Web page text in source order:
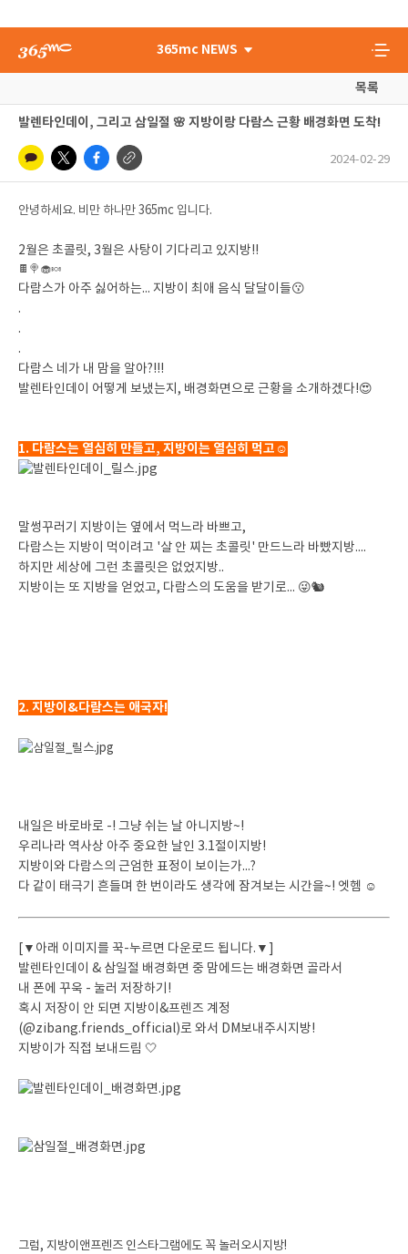
365mc NEWS
목록
발렌타인데이, 그리고 삼일절 🌸 지방이랑 다람스 근황 배경화면 도착!
2024-02-29
안녕하세요. 비만 하나만 365mc 입니다.
2월은 초콜릿, 3월은 사탕이 기다리고 있지방!!
🍫🍭🧁🍬
다람스가 아주 싫어하는... 지방이 최애 음식 달달이들😗
.
.
.
다람스 네가 내 맘을 알아?!!!
발렌타인데이 어떻게 보냈는지, 배경화면으로 근황을 소개하겠다!😍
1. 다람스는 열심히 만들고, 지방이는 열심히 먹고☺
말썽꾸러기 지방이는 옆에서 먹느라 바쁘고,
다람스는 지방이 먹이려고 '살 안 찌는 초콜릿' 만드느라 바빴지방....
하지만 세상에 그런 초콜릿은 없었지방..
지방이는 또 지방을 얻었고, 다람스의 도움을 받기로... 😜🐿
2. 지방이&다람스는 애국자!
내일은 바로바로 -! 그냥 쉬는 날 아니지방~!
우리나라 역사상 아주 중요한 날인 3.1절이지방!
지방이와 다람스의 근엄한 표정이 보이는가...?
다 같이 태극기 흔들며 한 번이라도 생각에 잠겨보는 시간을~! 엣헴 ☺
[▼아래 이미지를 꾹-누르면 다운로드 됩니다.▼]
발렌타인데이 & 삼일절 배경화면 중 맘에드는 배경화면 골라서
내 폰에 꾸욱 - 눌러 저장하기!
혹시 저장이 안 되면 지방이&프렌즈 계정
(@zibang.friends_official)로 와서 DM보내주시지방!
지방이가 직접 보내드림 🤍
그럼, 지방이앤프렌즈 인스타그램에도 꼭 놀러오시지방!